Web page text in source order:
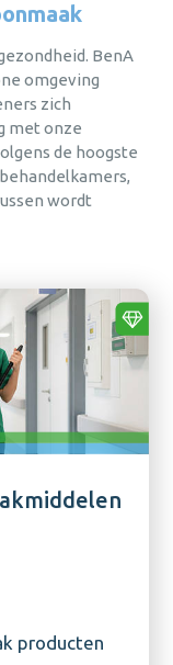
BenA
omgeving
zich
met onze
de hoogste
wordt
producten
afgestemd op
of mail
afgestemd op
of mail
dag.
account,
afgestemd op
of mail